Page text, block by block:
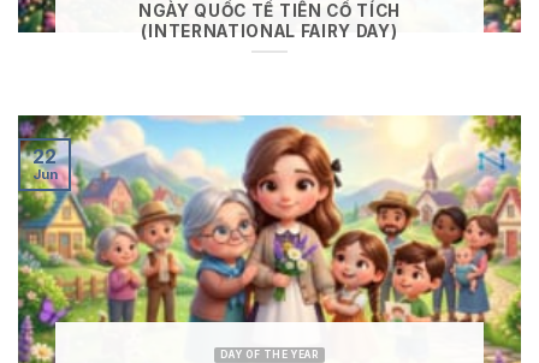
NGÀY QUỐC TẾ TIÊN CỔ TÍCH
(INTERNATIONAL FAIRY DAY)
DAY OF THE YEAR
22
Jun